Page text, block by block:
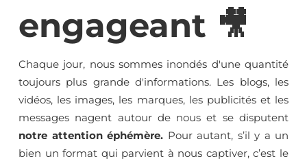
engageant 🎥
Chaque jour, nous sommes inondés d'une quantité
toujours plus grande d'informations. Les blogs, les
vidéos, les images, les marques, les publicités et les
messages nagent autour de nous et se disputent
notre attention éphémère. Pour autant, s’il y a un
bien un format qui parvient à nous captiver, c’est le